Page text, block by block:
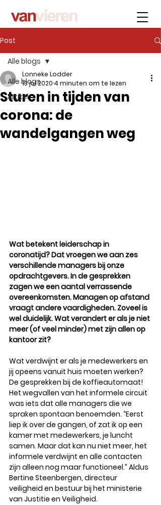
Post
Alle blogs
Artikel
Alle blogs
Sturen in tijden van
corona: de
wandelgangen weg
Lonneke Lodder
13 jul 2020 4 minuten om te lezen
Wat betekent leiderschap in
coronatijd? Dat vroegen we aan zes
verschillende managers bij onze
opdrachtgevers. In de gesprekken
zagen we een aantal verrassende
overeenkomsten. Managen op afstand
vraagt andere vaardigheden. Zoveel is
wel duidelijk. Wat verandert er als je niet
meer (of veel minder) met zijn allen op
kantoor zit?
Wat verdwijnt er als je medewerkers en
jij opeens vanuit huis moeten werken?
De gesprekken bij de koffieautomaat!
Het wegvallen van het informele circuit
was iets dat alle managers die we
spraken spontaan benoemden. “Eerst
liep ik over de gangen, of zat ik op een
kamer met medewerkers, je luncht
samen. Maar dat kan nu niet meer, het
informele verdwijnt en alle contacten
zijn alleen nog maar functioneel.” Aldus
Bertine Steenbergen, directeur
veiligheid en bestuur bij het ministerie
van Justitie en Veiligheid.